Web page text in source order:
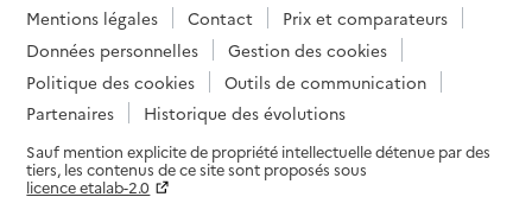
Mentions légales
Contact
Prix et comparateurs
Données personnelles
Gestion des cookies
Politique des cookies
Outils de communication
Partenaires
Historique des évolutions
Sauf mention explicite de propriété intellectuelle détenue par des
tiers, les contenus de ce site sont proposés sous
licence etalab-2.0